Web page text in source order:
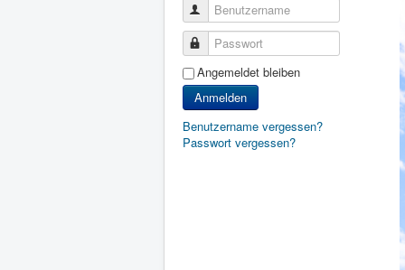
Benutzername
Passwort
Angemeldet bleiben
Anmelden
Benutzername vergessen?
Passwort vergessen?